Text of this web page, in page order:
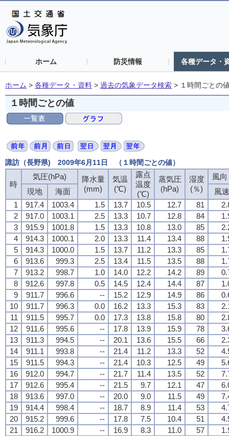
ホーム 防災情報 各種データ・
ホーム > 各種データ・資料 > 過去の気象データ検索 > １時間ごとの
１時間ごとの値
諏訪（長野県) 2009年6月11日 （１時間ごとの値）
時
気圧(hPa)
降水量
(mm)
気温
(℃)
露点
温度
(℃)
蒸気圧
(hPa)
湿度
(％)
風
現地
海面
風速
1
917.4 1003.4 1.5 13.7 10.5 12.7 81
2
917.0 1003.1 2.5 13.3 10.7 12.8 84
3
915.9 1001.8 1.5 13.3 10.8 13.0 85
4
914.3 1000.1 2.0 13.3 11.4 13.4 88
5
914.3 1000.0 1.5 13.7 11.2 13.3 85
6
913.6 999.3 2.5 13.4 11.5 13.5 88
7
913.2 998.7 1.0 14.0 12.2 14.2 89
8
912.6 997.8 0.5 14.5 12.4 14.4 87
9
911.7 996.6 -- 15.2 12.9 14.9 86
10
911.7 996.3 0.0 16.2 13.3 15.3 83
11
911.5 995.7 0.0 17.3 13.8 15.8 80
12
911.6 995.6 -- 17.8 13.9 15.9 78
13
911.3 994.5 -- 20.1 13.6 15.5 66
14
911.1 993.8 -- 21.4 11.2 13.3 52
15
911.5 994.3 -- 21.4 10.3 12.5 49
16
912.0 994.7 -- 21.7 11.4 13.5 52
17
912.6 995.4 -- 21.5 9.7 12.1 47
18
913.6 997.0 -- 20.0 9.0 11.5 49
19
914.4 998.4 -- 18.7 8.9 11.4 53
20
915.2 999.6 -- 17.8 7.5 10.4 51
21
916.2 1000.9 -- 16.9 8.3 11.0 57